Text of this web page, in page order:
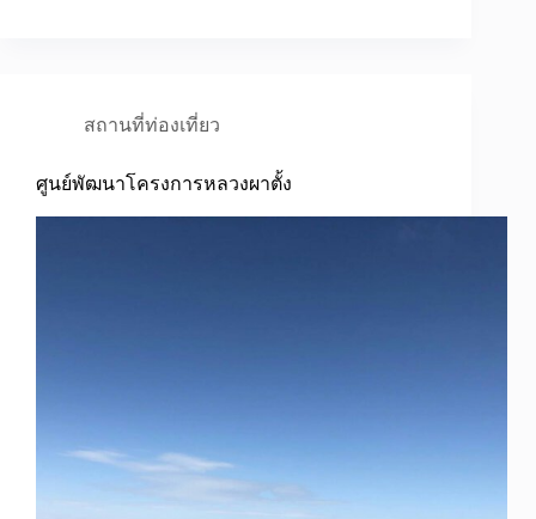
สถานที่ท่องเที่ยว
ศูนย์พัฒนาโครงการหลวงผาตั้ง